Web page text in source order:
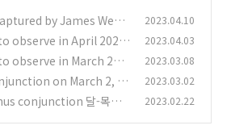
by James Webb
우주 망원
왕성 시스템
(0)
2023.04.10
observe in April 2023
측 대상들
(0)
2023.04.03
observe in March 202
관측 대상들
(0)
2023.03.08
on March 2, 20
(0)
2023.03.02
달-목성-
2023.02.22